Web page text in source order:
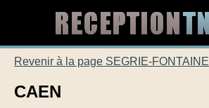
Revenir à la page SEGRIE-FONTAINE
CAEN